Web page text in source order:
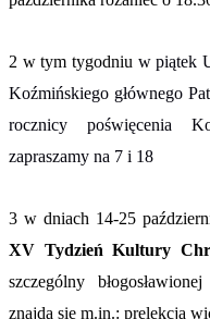
2 w tym tygodniu w piątek
Koźmińskiego głównego
rocznicy poświęcenia
zapraszamy na 7 i 18
3 w dniach 14-25
XV Tydzień Kultury
szczególny
znajdą się m.in.: prelekcja